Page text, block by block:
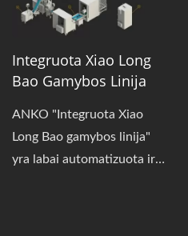
Integruota Xiao Long
Bao Gamybos Linija
ANKO "Integruota Xiao
Long Bao gamybos linija"
yra labai automatizuota ir